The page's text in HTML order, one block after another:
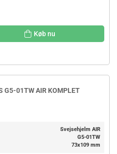
Køb nu
G5-01TW AIR KOMPLET
Svejsehjelm AIR
G5-01TW
73x109 mm